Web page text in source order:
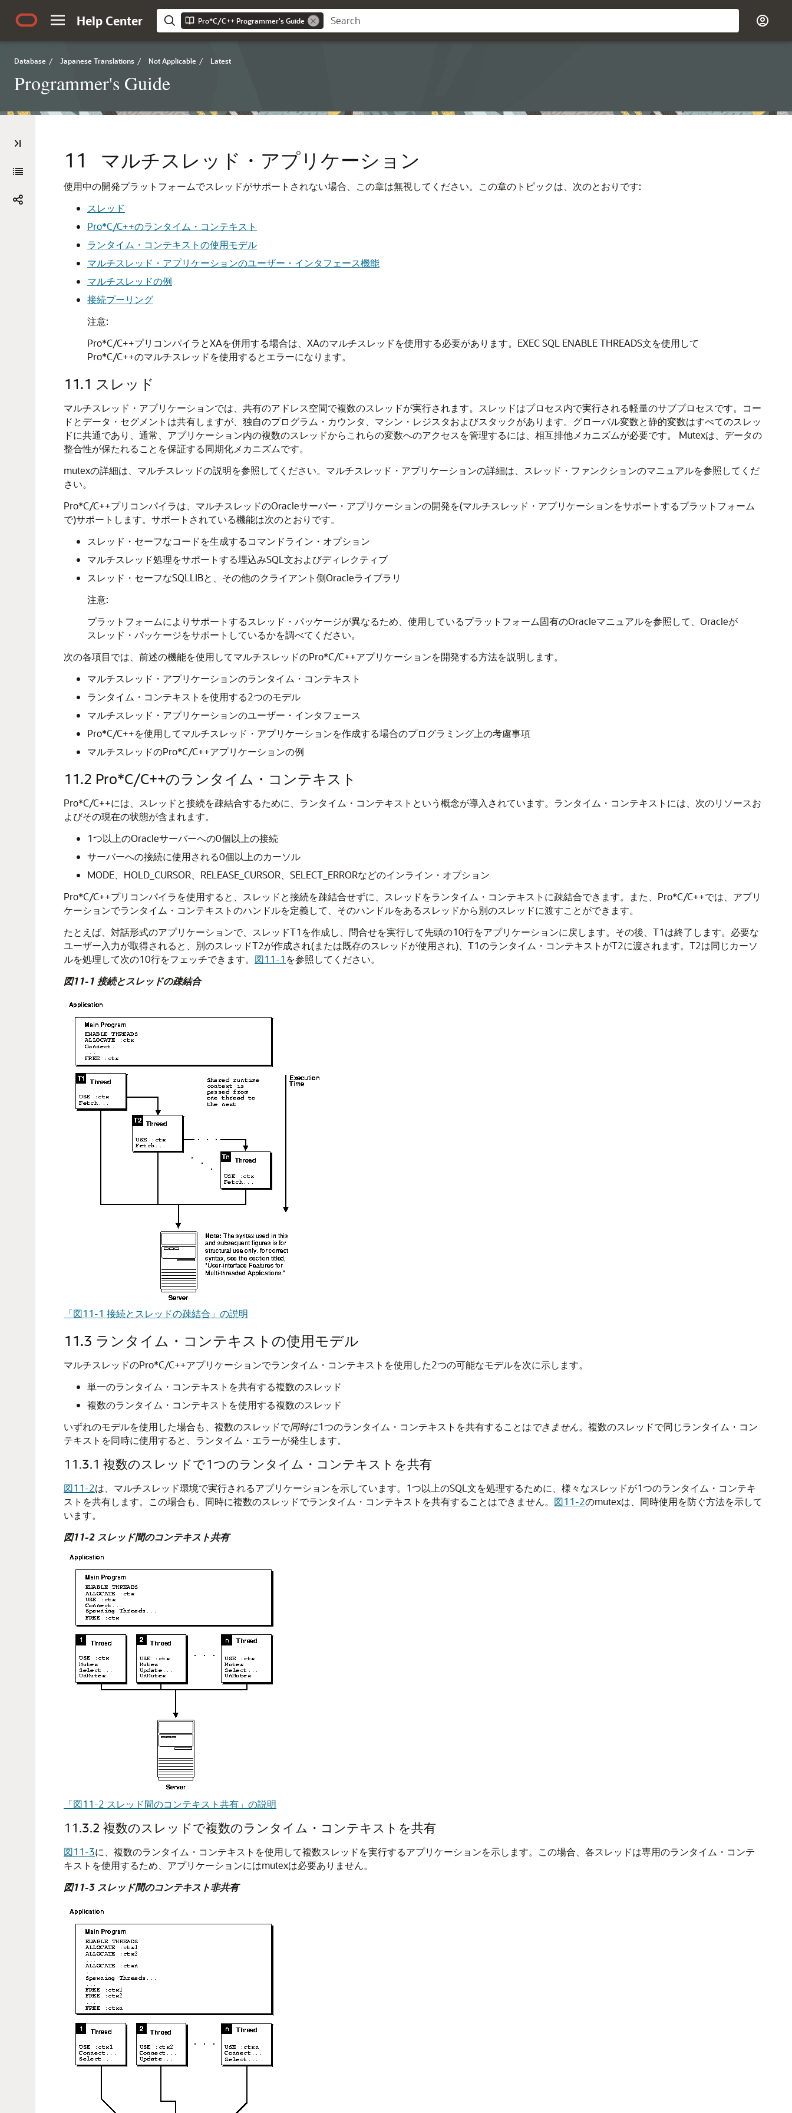
Help Center Pro*C/C++ Programmer's Guide
Database / Japanese Translations / Not Applicable / Latest
Programmer's Guide
11 マルチスレッド・アプリケーション
使用中の開発プラットフォームでスレッドがサポートされない場合、この章は無視してください。この章のトピックは、次のとおりです:
スレッド
Pro*C/C++のランタイム・コンテキスト
ランタイム・コンテキストの使用モデル
マルチスレッド・アプリケーションのユーザー・インタフェース機能
マルチスレッドの例
接続プーリング
注意:
Pro*C/C++プリコンパイラとXAを併用する場合は、XAのマルチスレッドを使用する必要があります。EXEC SQL ENABLE THREADS文を使用して
Pro*C/C++のマルチスレッドを使用するとエラーになります。
11.1 スレッド
マルチスレッド・アプリケーションでは、共有のアドレス空間で複数のスレッドが実行されます。スレッドはプロセス内で実行される軽量のサブプロセスです。コー
ドとデータ・セグメントは共有しますが、独自のプログラム・カウンタ、マシン・レジスタおよびスタックがあります。グローバル変数と静的変数はすべてのスレッ
ドに共通であり、通常、アプリケーション内の複数のスレッドからこれらの変数へのアクセスを管理するには、相互排他メカニズムが必要です。
Mutexは、データの
整合性が保たれることを保証する同期化メカニズムです。
mutexの詳細は、マルチスレッドの説明を参照してください。マルチスレッド・アプリケーションの詳細は、スレッド・ファンクションのマニュアルを参照してくだ
さい。
Pro*C/C++プリコンパイラは、マルチスレッドのOracleサーバー・アプリケーションの開発を(マルチスレッド・アプリケーションをサポートするプラットフォーム
で)サポートします。サポートされている機能は次のとおりです。
スレッド・セーフなコードを生成するコマンドライン・オプション
マルチスレッド処理をサポートする埋込みSQL文およびディレクティブ
スレッド・セーフなSQLLIBと、その他のクライアント側Oracleライブラリ
注意:
プラットフォームによりサポートするスレッド・パッケージが異なるため、使用しているプラットフォーム固有のOracleマニュアルを参照して、Oracleが
スレッド・パッケージをサポートしているかを調べてください。
次の各項目では、前述の機能を使用してマルチスレッドのPro*C/C++アプリケーションを開発する方法を説明します。
マルチスレッド・アプリケーションのランタイム・コンテキスト
ランタイム・コンテキストを使用する2つのモデル
マルチスレッド・アプリケーションのユーザー・インタフェース
Pro*C/C++を使用してマルチスレッド・アプリケーションを作成する場合のプログラミング上の考慮事項
マルチスレッドのPro*C/C++アプリケーションの例
11.2 Pro*C/C++のランタイム・コンテキスト
Pro*C/C++には、スレッドと接続を疎結合するために、ランタイム・コンテキストという概念が導入されています。ランタイム・コンテキストには、次のリソースお
よびその現在の状態が含まれます。
1つ以上のOracleサーバーへの0個以上の接続
サーバーへの接続に使用される0個以上のカーソル
MODE、HOLD_CURSOR、RELEASE_CURSOR、SELECT_ERRORなどのインライン・オプション
Pro*C/C++プリコンパイラを使用すると、スレッドと接続を疎結合せずに、スレッドをランタイム・コンテキストに疎結合できます。また、Pro*C/C++では、アプリ
ケーションでランタイム・コンテキストのハンドルを定義して、そのハンドルをあるスレッドから別のスレッドに渡すことができます。
たとえば、対話形式のアプリケーションで、スレッドT1を作成し、問合せを実行して先頭の10行をアプリケーションに戻します。その後、T1は終了します。必要な
ユーザー入力が取得されると、別のスレッドT2が作成され(または既存のスレッドが使用され)、T1のランタイム・コンテキストがT2に渡されます。T2は同じカーソ
ルを処理して次の10行をフェッチできます。 図11-1 を参照してください。
図11-1 接続とスレッドの疎結合
「図11-1 接続とスレッドの疎結合」の説明
11.3 ランタイム・コンテキストの使用モデル
マルチスレッドのPro*C/C++アプリケーションでランタイム・コンテキストを使用した2つの可能なモデルを次に示します。
単一のランタイム・コンテキストを共有する複数のスレッド
複数のランタイム・コンテキストを使用する複数のスレッド
いずれのモデルを使用した場合も、複数のスレッドで同時に1つのランタイム・コンテキストを共有することはできません。複数のスレッドで同じランタイム・コン
テキストを同時に使用すると、ランタイム・エラーが発生します。
11.3.1 複数のスレッドで1つのランタイム・コンテキストを共有
図11-2は、マルチスレッド環境で実行されるアプリケーションを示しています。1つ以上のSQL文を処理するために、様々なスレッドが1つのランタイム・コンテキ
ストを共有します。この場合も、同時に複数のスレッドでランタイム・コンテキストを共有することはできません。 図11-2のmutexは、同時使用を防ぐ方法を示して
います。
図11-2 スレッド間のコンテキスト共有
「図11-2 スレッド間のコンテキスト共有」の説明
11.3.2 複数のスレッドで複数のランタイム・コンテキストを共有
図11-3に、複数のランタイム・コンテキストを使用して複数スレッドを実行するアプリケーションを示します。この場合、各スレッドは専用のランタイム・コンテ
キストを使用するため、アプリケーションにはmutexは必要ありません。
図11-3 スレッド間のコンテキスト非共有